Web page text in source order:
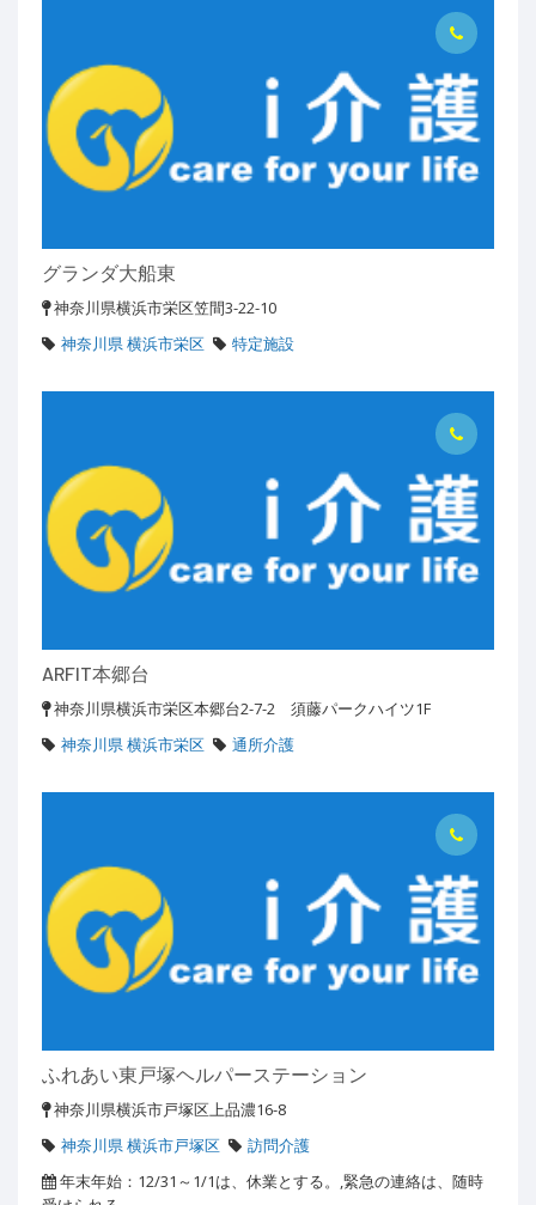
グランダ大船東
神奈川県横浜市栄区笠間3-22-10
神奈川県 横浜市栄区
特定施設
ARFIT本郷台
神奈川県横浜市栄区本郷台2-7-2 須藤パークハイツ1F
神奈川県 横浜市栄区
通所介護
ふれあい東戸塚ヘルパーステーション
神奈川県横浜市戸塚区上品濃16-8
神奈川県 横浜市戸塚区
訪問介護
年末年始：12/31～1/1は、休業とする。,緊急の連絡は、随時